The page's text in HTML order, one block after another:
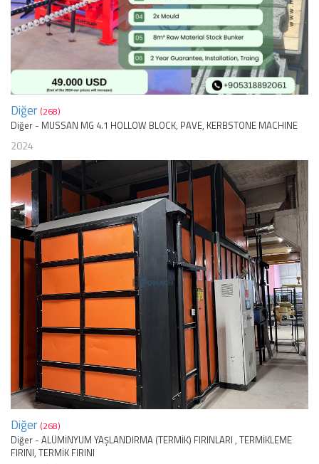
Diğer (268)
Diğer - MUSSAN MG 4.1 HOLLOW BLOCK, PAVE, KERBSTONE MACHINE
2024
Diğer (268)
Diğer - ALÜMİNYUM YAŞLANDIRMA (TERMİK) FIRINLARI , TERMİKLEME
FIRINI, TERMİK FIRINI